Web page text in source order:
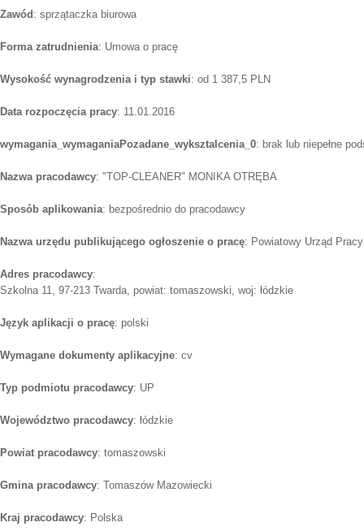
Zawód : sprzątaczka biurowa
Forma zatrudnienia: Umowa o pracę
Wysokość wynagrodzenia i typ stawki: od 1 387,5 PLN
Data rozpoczęcia pracy: 11.01.2016
wymagania_wymaganiaPozadane_wyksztalcenia_0: brak lub niepełne
Nazwa pracodawcy: "TOP-CLEANER" MONIKA OTRĘBA
Sposób aplikowania: bezpośrednio do pracodawcy
Nazwa urzędu publikującego ogłoszenie o pracę: Powiatowy Urząd
Adres pracodawcy:
Szkolna 11, 97-213 Twarda, powiat: tomaszowski, woj: łódzkie
Język aplikacji o pracę: polski
Wymagane dokumenty aplikacyjne: cv
Typ podmiotu pracodawcy: UP
Województwo pracodawcy: łódzkie
Powiat pracodawcy: tomaszowski
Gmina pracodawcy: Tomaszów Mazowiecki
Kraj pracodawcy: Polska